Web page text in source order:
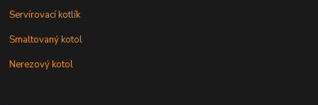
Servírovací kotlík
Smaltovaný kotol
Nerezový kotol